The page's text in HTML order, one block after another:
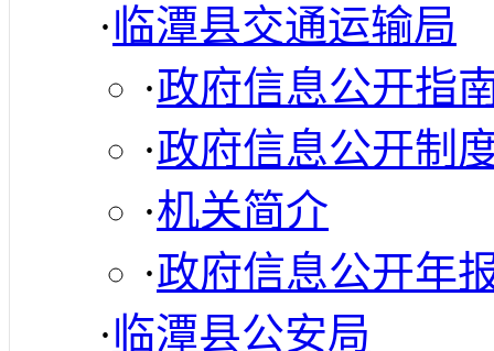
·临潭县交通运输局
·政府信息公开指
·政府信息公开制
·机关简介
·政府信息公开年
·临潭县公安局